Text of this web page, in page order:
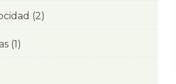
(2)
(1)